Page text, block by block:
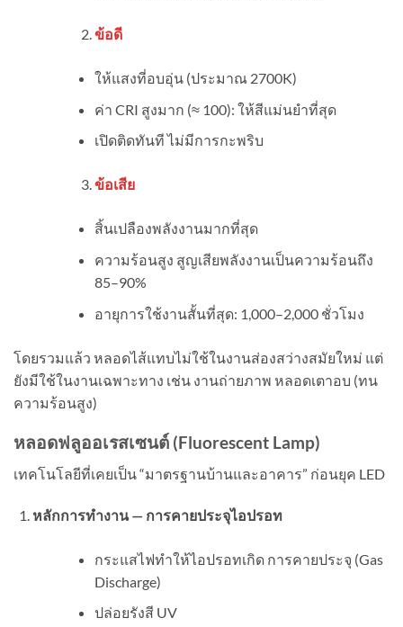
ข้อดี
ให้แสงที่อบอุ่น (ประมาณ 2700K)
ค่า CRI สูงมาก (≈ 100): ให้สีแม่นยำที่สุด
เปิดติดทันที ไม่มีการกะพริบ
ข้อเสีย
สิ้นเปลืองพลังงานมากที่สุด
ความร้อนสูง สูญเสียพลังงานเป็นความร้อนถึง
85–90%
อายุการใช้งานสั้นที่สุด: 1,000–2,000 ชั่วโมง
โดยรวมแล้ว หลอดไส้แทบไม่ใช้ในงานส่องสว่างสมัยใหม่ แต่
ยังมีใช้ในงานเฉพาะทาง เช่น งานถ่ายภาพ หลอดเตาอบ (ทน
ความร้อนสูง)
หลอดฟลูออเรสเซนต์ (Fluorescent Lamp)
เทคโนโลยีที่เคยเป็น “มาตรฐานบ้านและอาคาร” ก่อนยุค LED
หลักการทำงาน — การคายประจุไอปรอท
กระแสไฟทำให้ไอปรอทเกิด การคายประจุ (Gas
Discharge)
ปล่อยรังสี UV